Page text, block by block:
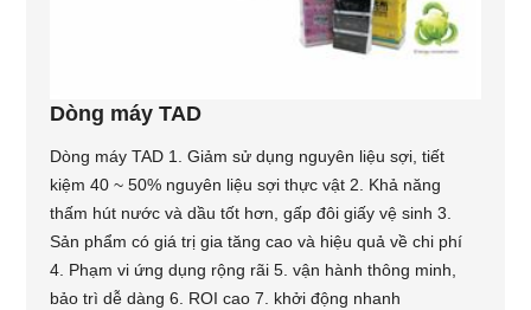
Dòng máy TAD
Dòng máy TAD 1. Giảm sử dụng nguyên liệu sợi, tiết
kiệm 40 ~ 50% nguyên liệu sợi thực vật 2. Khả năng
thấm hút nước và dầu tốt hơn, gấp đôi giấy vệ sinh 3.
Sản phẩm có giá trị gia tăng cao và hiệu quả về chi phí
4. Phạm vi ứng dụng rộng rãi 5. vận hành thông minh,
bảo trì dễ dàng 6. ROI cao 7. khởi động nhanh